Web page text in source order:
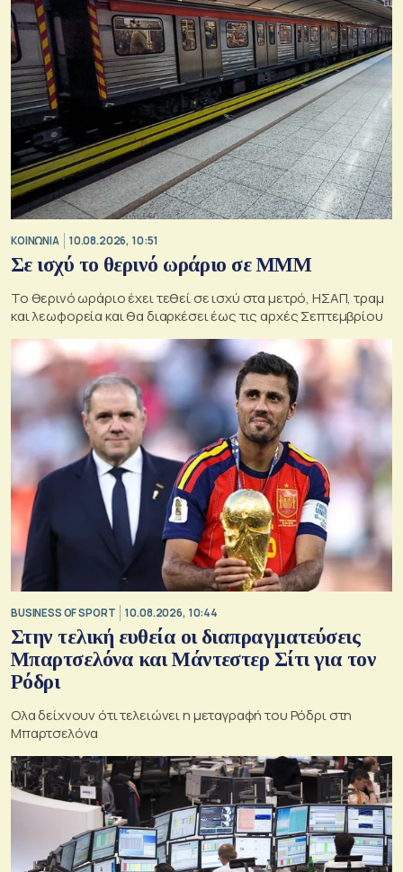
ΚΟΙΝΩΝΙΑ 10.08.2026, 10:51
Σε ισχύ το θερινό ωράριο σε ΜΜΜ
Το θερινό ωράριο έχει τεθεί σε ισχύ στα μετρό, ΗΣΑΠ, τραμ
και λεωφορεία και θα διαρκέσει έως τις αρχές Σεπτεμβρίου
BUSINESS OF SPORT 10.08.2026, 10:44
Στην τελική ευθεία οι διαπραγματεύσεις
Μπαρτσελόνα και Μάντεστερ Σίτι για τον
Ρόδρι
Ολα δείχνουν ότι τελειώνει η μεταγραφή του Ρόδρι στη
Μπαρτσελόνα